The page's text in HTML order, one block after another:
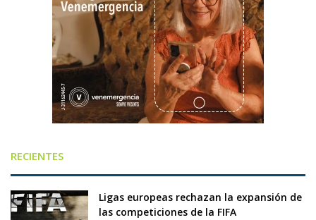
RECIENTES
Ligas europeas rechazan la expansión de
las competiciones de la FIFA